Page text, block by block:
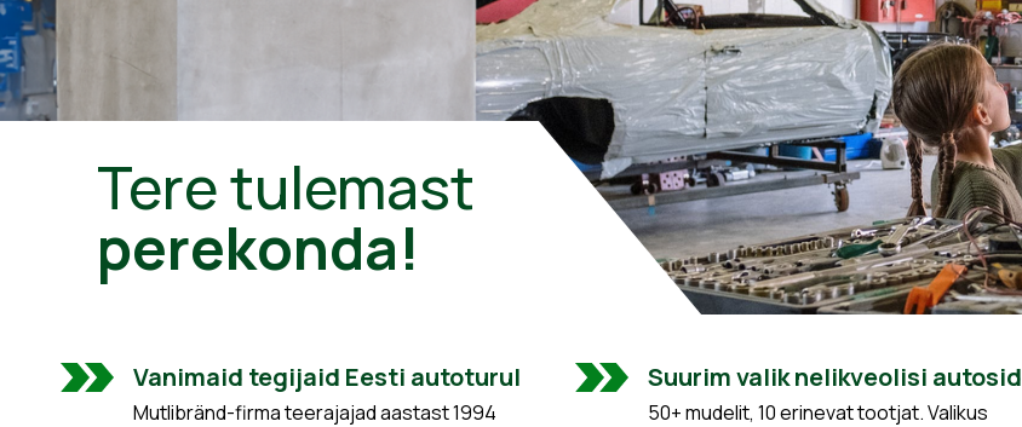
Tere tulemast
perekonda!
Vanimaid tegijaid Eesti autoturul
Mutlibränd-firma teerajajad aastast 1994
Suurim valik nelikveolisi autosid
50+ mudelit, 10 erinevat tootjat. Valikus